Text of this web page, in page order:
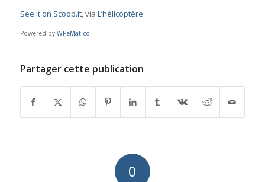
See it on Scoop.it, via L’hélicoptère
Powered by WPeMatico
Partager cette publication
0